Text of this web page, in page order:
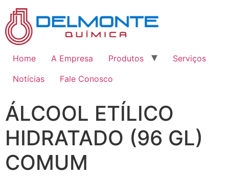
Home A Empresa Produtos
Serviços
Notícias
Fale Conosco
ÁLCOOL ETÍLICO
HIDRATADO (96 GL)
COMUM